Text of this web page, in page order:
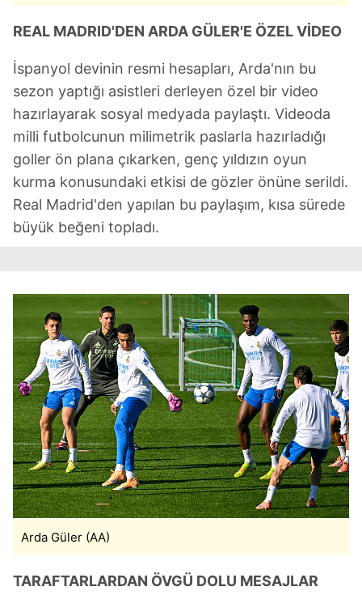
REAL MADRID'DEN ARDA GÜLER'E ÖZEL VİDEO
İspanyol devinin resmi hesapları, Arda'nın bu
sezon yaptığı asistleri derleyen özel bir video
hazırlayarak sosyal medyada paylaştı. Videoda
milli futbolcunun milimetrik paslarla hazırladığı
goller ön plana çıkarken, genç yıldızın oyun
kurma konusundaki etkisi de gözler önüne serildi.
Real Madrid'den yapılan bu paylaşım, kısa sürede
büyük beğeni topladı.
Arda Güler (AA)
TARAFTARLARDAN ÖVGÜ DOLU MESAJLAR